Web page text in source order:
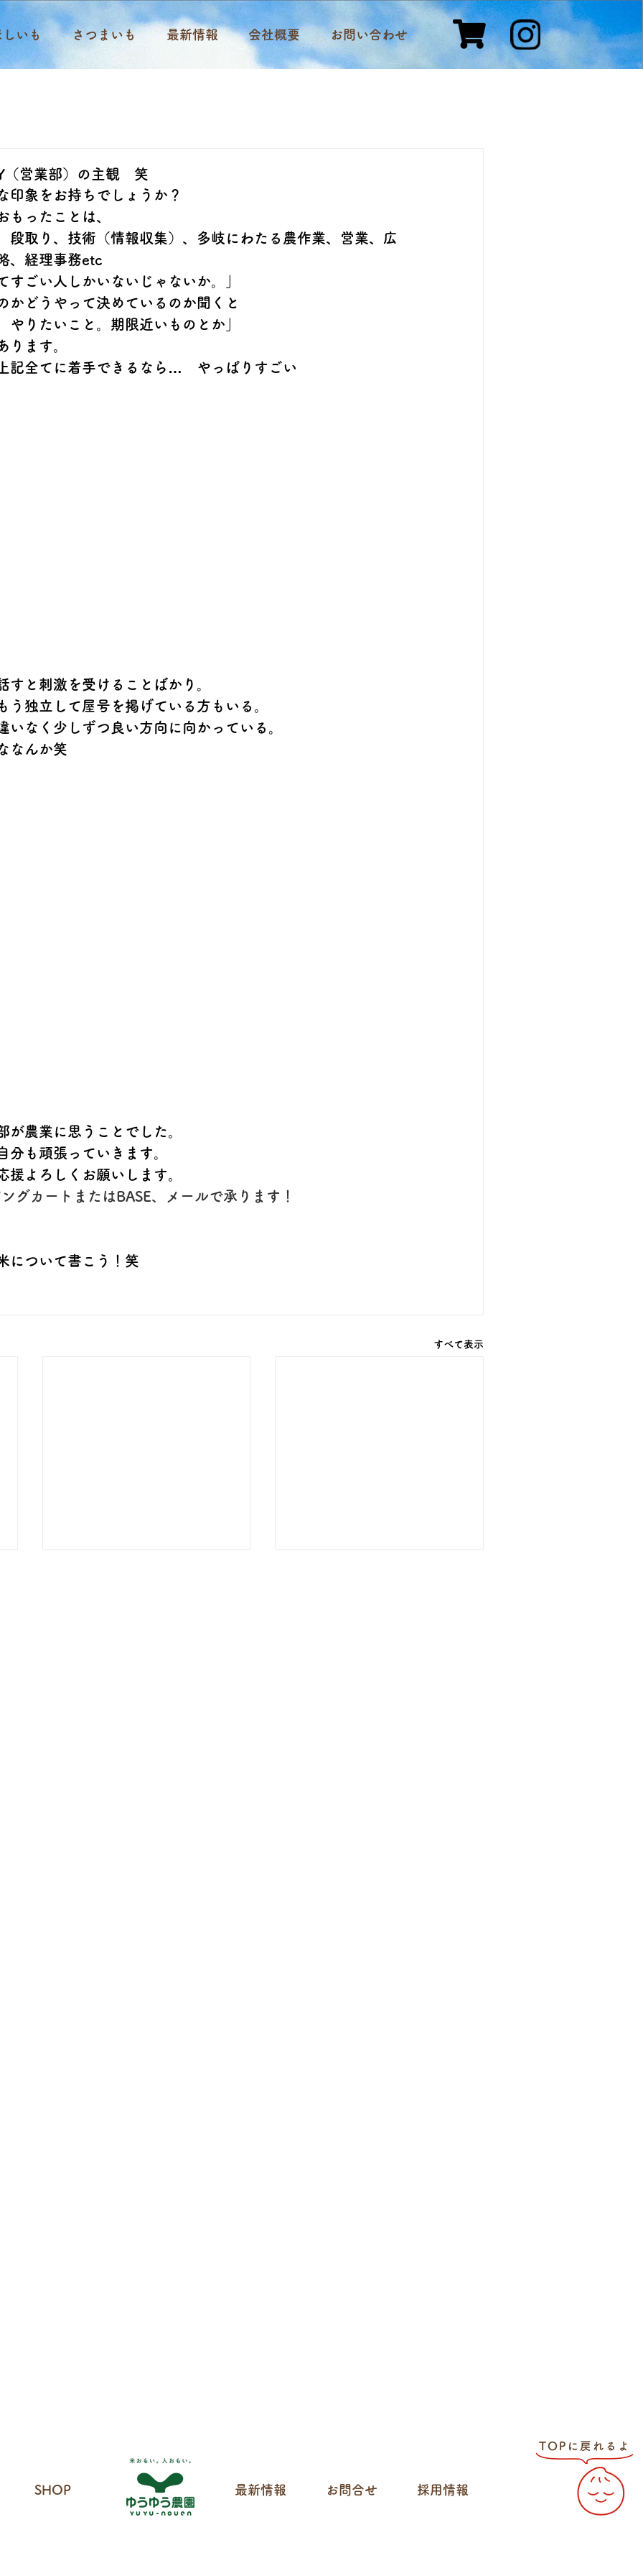
いも さつまいも 最新情報 会社概要 お問い合わせ
営業部）の主観 笑
印象をお持ちでしょうか？
もったことは、
段取り、技術（情報収集）、多岐にわたる農作業、営業、広
、経理事務etc
すごい人しかいないじゃないか。」
かどうやって決めているのか聞くと
やりたいこと。期限近いものとか」
ります。
記全てに着手できるなら…　やっぱりすごい
すと刺激を受けることばかり。
う独立して屋号を掲げている方もいる。
いなく少しずつ良い方向に向かっている。
なんか笑
が農業に思うことでした。
分も頑張っていきます。
援よろしくお願いします。
グカートまたはBASE、メールで承ります！
について書こう！笑
すべて表示
最新情報 お問合せ 採用情報
SHOP